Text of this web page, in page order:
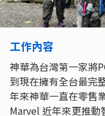
工作內容
神華為台灣第一家將
到現在擁有全台最完
年來神華一直在零售
Marvel 近年來更推